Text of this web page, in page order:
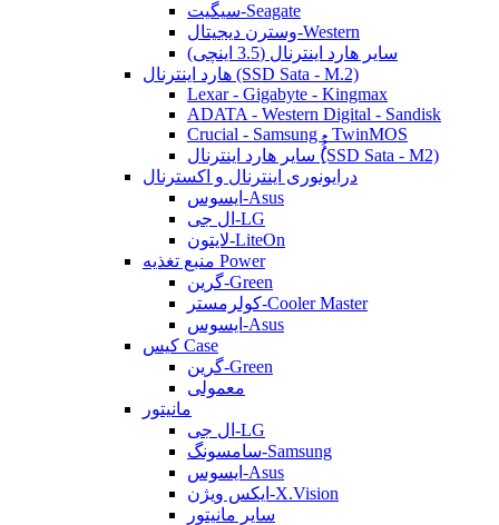
سیگیت-Seagate
وسترن دیجیتال-Western
سایر هارد اینترنال (3.5 اینچی)
هارد اینترنال (SSD Sata - M.2)
Lexar - Gigabyte - Kingmax
ADATA - Western Digital - Sandisk
Crucial - Samsung - TwinMOS
سایر هارد اینترنال (ُُُِSSD Sata - M2)
درایونوری اینترنال و اکسترنال
ایسوس-Asus
ال جی-LG
لایتون-LiteOn
منبع تغذیه Power
گرین-Green
کولرمستر-Cooler Master
ایسوس-Asus
کیس Case
گرین-Green
معمولی
مانیتور
ال جی-LG
سامسونگ-Samsung
ایسوس-Asus
ایکس ویژن-X.Vision
سایر مانیتور